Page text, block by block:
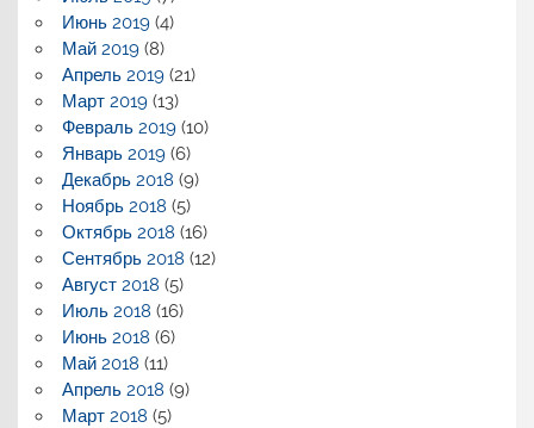
Июнь 2019(4)
Май 2019(8)
Апрель 2019(21)
Март 2019(13)
Февраль 2019(10)
Январь 2019(6)
Декабрь 2018 (9)
Ноябрь 2018 (5)
Октябрь 2018 (16)
Сентябрь 2018 (12)
Август 2018 (5)
Июль 2018 (16)
Июнь 2018 (6)
Май 2018 (11)
Апрель 2018 (9)
Март 2018 (5)